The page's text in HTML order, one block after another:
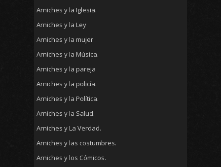
Arniches y la Iglesia.
Arniches y la Ley
Arniches y la mujer
Arniches y la Música.
Arniches y la pareja
Arniches y la policía.
Arniches y la Política.
Arniches y la Salud.
Arniches y La Verdad.
Arniches y las costumbres.
Arniches y los Cómicos.